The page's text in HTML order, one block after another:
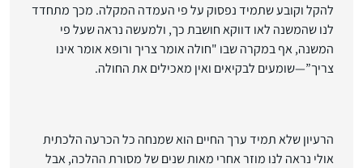
להקל וקובע שתמיד נפסוק על פי העמדה המקלה. מכך מתחדד
לנו שהמשנה לאו דווקא חושבת כך, ולמעשה נראה שעל פי
המשנה, אף במקרה שבו "חולה אומר צריך ורופא אומר אינו
צריך”—שומעים לבקיאים ואין מאכילים את החולה.
הרעיון שלא תמיד ערך החיים הוא שמנחה כל הכרעה הלכתית
אולי נראה לנו מוזר אחרי מאות שנים של מסורת ההלכה, אבל